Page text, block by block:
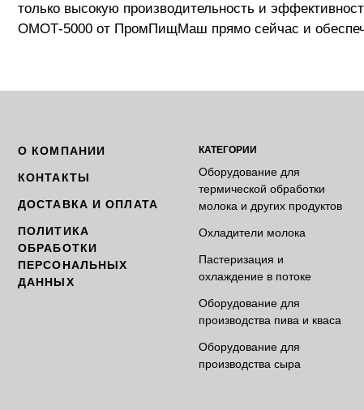
только высокую производительность и
ОМОТ-5000 от ПромПищМаш прямо сейчас и
О КОМПАНИИ
КОНТАКТЫ
ДОСТАВКА И ОПЛАТА
ПОЛИТИКА
ОБРАБОТКИ
ПЕРСОНАЛЬНЫХ
ДАННЫХ
КАТЕГОРИИ
Оборудование для
термической обработки
молока и других продуктов
Охладители молока
Пастеризация и
охлаждение в потоке
Оборудование для
производства пива и кваса
Оборудование для
производства сыра